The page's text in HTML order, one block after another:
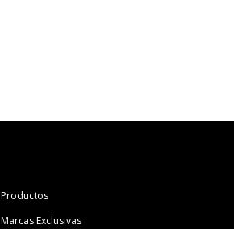
Productos
Marcas Exclusivas